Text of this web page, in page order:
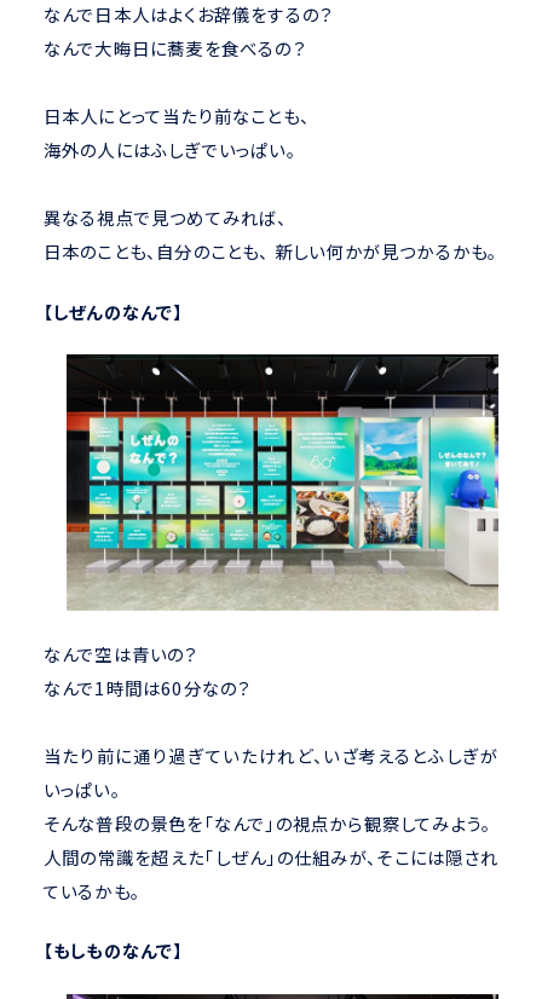
なんで日本人はよくお辞儀をするの？
なんで大晦日に蕎麦を食べるの？
日本人にとって当たり前なことも、
海外の人にはふしぎでいっぱい。
異なる視点で見つめてみれば、
日本のことも、自分のことも、 新しい何かが見つかるかも。
【しぜんのなんで】
なんで空は青いの？
なんで1時間は60分なの？
当たり前に通り過ぎていたけれど、いざ考えるとふしぎが
いっぱい。
そんな普段の景色を「なんで」の視点から観察してみよう。
人間の常識を超えた「しぜん」の仕組みが、そこには隠され
ているかも。
【もしものなんで】